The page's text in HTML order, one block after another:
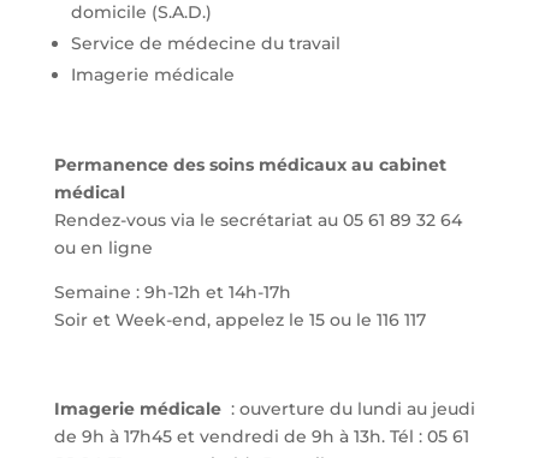
domicile (S.A.D.)
Service de médecine du travail
Imagerie médicale
Permanence des soins médicaux au cabinet
médical
Rendez-vous via le secrétariat au 05 61 89 32 64
ou en ligne
Semaine : 9h-12h et 14h-17h
Soir et Week-end, appelez le 15 ou le 116 117
Imagerie médicale: ouverture du lundi au jeudi
de 9h à 17h45 et vendredi de 9h à 13h. Tél : 05 61